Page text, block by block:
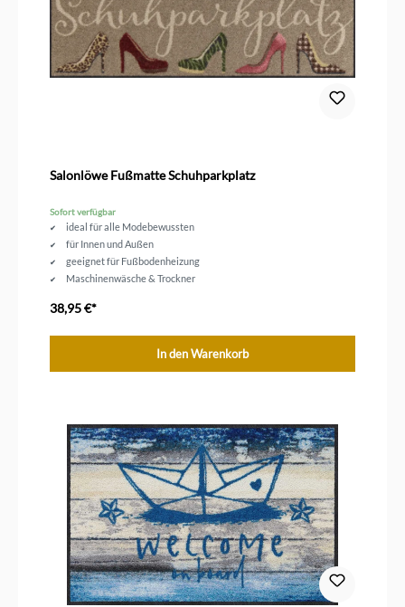
Salonlöwe Fußmatte Schuhparkplatz
Sofort verfügbar
ideal für alle Modebewussten
für Innen und Außen
geeignet für Fußbodenheizung
Maschinenwäsche & Trockner
38,95 €*
In den Warenkorb